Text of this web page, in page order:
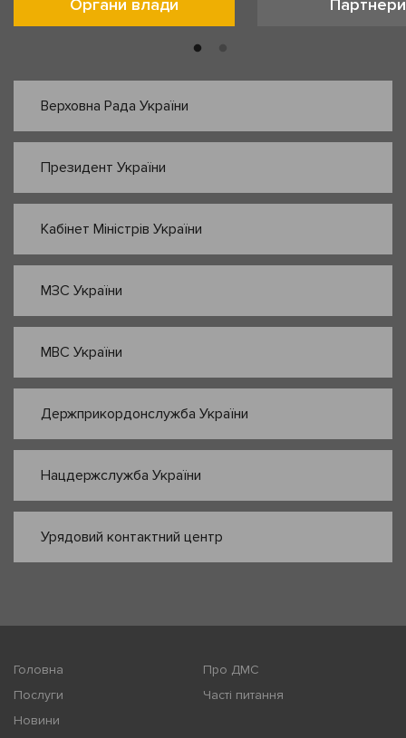
Органи влади Партнери
Верховна Рада України
Президент України
Кабінет Міністрів України
МЗС України
МВС України
Держприкордонслужба України
Нацдержслужба України
Урядовий контактний центр
Головна
Про ДМС
Послуги
Часті питання
Новини